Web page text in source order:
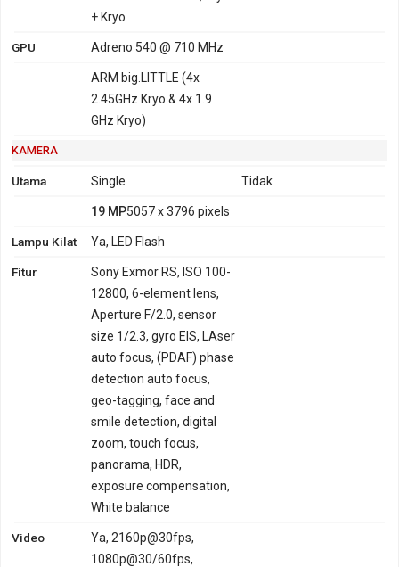
+ Kryo
GPU Adreno 540 @ 710 MHz
ARM big.LITTLE (4x
2.45GHz Kryo & 4x 1.9
GHz Kryo)
KAMERA
Utama Single Tidak
19 MP5057 x 3796 pixels
Lampu Kilat Ya, LED Flash
Fitur
Sony Exmor RS, ISO 100-
12800, 6-element lens,
Aperture F/2.0, sensor
size 1/2.3, gyro EIS, LAser
auto focus, (PDAF) phase
detection auto focus,
geo-tagging, face and
smile detection, digital
zoom, touch focus,
panorama, HDR,
exposure compensation,
White balance
Video
Ya, 2160p@30fps,
1080p@30/60fps,